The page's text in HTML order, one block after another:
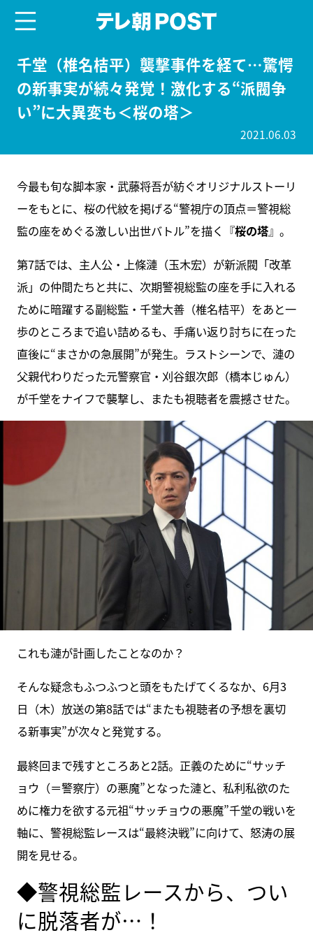
千堂（椎名桔平）襲撃事件を経て…驚愕
の新事実が続々発覚！激化する“派閥争
い”に大異変も＜桜の塔＞
2021.06.03
今最も旬な脚本家・武藤将吾が紡ぐオリジナルストーリ
ーをもとに、桜の代紋を掲げる“警視庁の頂点＝警視総
監の座をめぐる激しい出世バトル”を描く『桜の塔』。
第7話では、主人公・上條漣（玉木宏）が新派閥「改革
派」の仲間たちと共に、次期警視総監の座を手に入れる
ために暗躍する副総監・千堂大善（椎名桔平）をあと一
歩のところまで追い詰めるも、手痛い返り討ちに在った
直後に“まさかの急展開”が発生。ラストシーンで、漣の
父親代わりだった元警察官・刈谷銀次郎（橋本じゅん）
が千堂をナイフで襲撃し、またも視聴者を震撼させた。
これも漣が計画したことなのか？
そんな疑念もふつふつと頭をもたげてくるなか、6月3
日（木）放送の第8話では“またも視聴者の予想を裏切
る新事実”が次々と発覚する。
最終回まで残すところあと2話。正義のために“サッチ
ョウ（＝警察庁）の悪魔”となった漣と、私利私欲のた
めに権力を欲する元祖“サッチョウの悪魔”千堂の戦いを
軸に、警視総監レースは“最終決戦”に向けて、怒涛の展
開を見せる。
◆警視総監レースから、つい
に脱落者が…！